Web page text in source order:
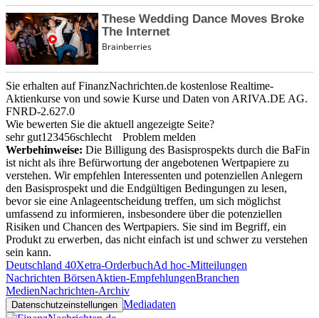
Sie erhalten auf FinanzNachrichten.de kostenlose Realtime-
Aktienkurse von und sowie Kurse und Daten von ARIVA.DE AG.
FNRD-2.627.0
Wie bewerten Sie die aktuell angezeigte Seite?
sehr gut1 23456schlecht
Problem melden
Werbehinweise: Die Billigung des Basisprospekts durch die BaFin
ist nicht als ihre Befürwortung der angebotenen Wertpapiere zu
verstehen. Wir empfehlen Interessenten und potenziellen Anlegern
den Basisprospekt und die Endgültigen Bedingungen zu lesen,
bevor sie eine Anlageentscheidung treffen, um sich möglichst
umfassend zu informieren, insbesondere über die potenziellen
Risiken und Chancen des Wertpapiers. Sie sind im Begriff, ein
Produkt zu erwerben, das nicht einfach ist und schwer zu verstehen
sein kann.
Deutschland 40Xetra-OrderbuchAd hoc-Mitteilungen
Nachrichten BörsenAktien-EmpfehlungenBranchen
MedienNachrichten-Archiv
Datenschutzeinstellungen Mediadaten